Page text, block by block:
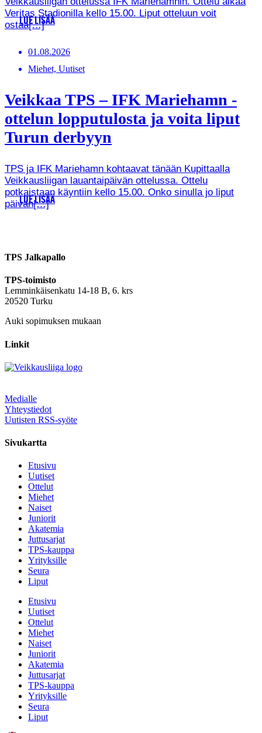
Veritas Stadionilla kello 15.00. Liput otteluun voit
ostaa[…]
LUE LISÄÄ
01.08.2026
Miehet, Uutiset
Veikkaa TPS – IFK Mariehamn -
ottelun lopputulosta ja voita liput
Turun derbyyn
TPS ja IFK Mariehamn kohtaavat tänään Kupittaalla
Veikkausliigan lauantaipäivän ottelussa. Ottelu
potkaistaan käyntiin kello 15.00. Onko sinulla jo liput
päivän[…]
LUE LISÄÄ
TPS Jalkapallo
TPS-toimisto
Lemminkäisenkatu 14-18 B, 6. krs
20520 Turku
Auki sopimuksen mukaan
Linkit
Medialle
Yhteystiedot
Uutisten RSS-syöte
Sivukartta
Etusivu
Uutiset
Ottelut
Miehet
Naiset
Juniorit
Akatemia
Juttusarjat
TPS-kauppa
Yrityksille
Seura
Liput
Etusivu
Uutiset
Ottelut
Miehet
Naiset
Juniorit
Akatemia
Juttusarjat
TPS-kauppa
Yrityksille
Seura
Liput